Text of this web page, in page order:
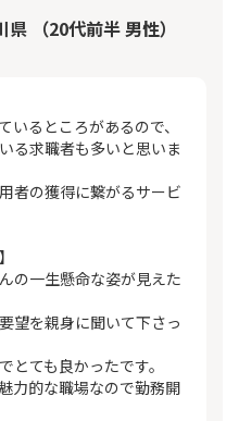
（20代前半 男性）
るところがあるので、
る求職者も多いと思いま
者の獲得に繋がるサービ
の一生懸命な姿が見えた
望を親身に聞いて下さっ
とても良かったです。
力的な職場なので勤務開